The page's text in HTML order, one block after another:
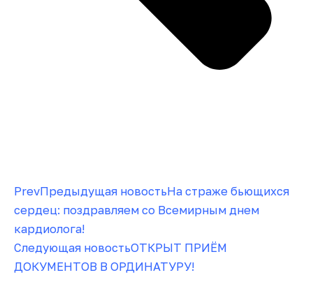
PrevПредыдущая новостьНа страже бьющихся
сердец: поздравляем со Всемирным днем
кардиолога!
Следующая новостьОТКРЫТ ПРИЁМ
ДОКУМЕНТОВ В ОРДИНАТУРУ!